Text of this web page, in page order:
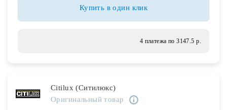
Акции
Купить в один клик
4 платежа по 3147.5 р.
Citilux (Ситилюкс)
Оригинальный товар